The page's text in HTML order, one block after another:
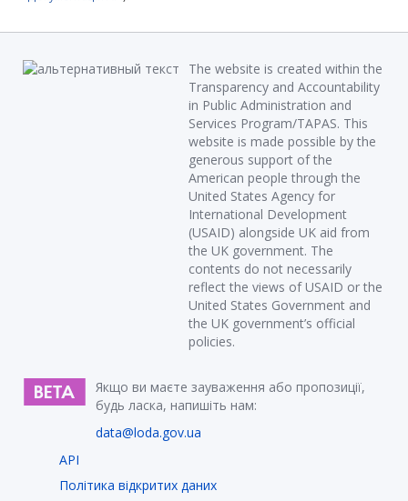
The website is created within the
Transparency and Accountability
in Public Administration and
Services Program/TAPAS. This
website is made possible by the
generous support of the
American people through the
United States Agency for
International Development
(USAID) alongside UK aid from
the UK government. The
contents do not necessarily
reflect the views of USAID or the
United States Government and
the UK government’s official
policies.
Якщо ви маєте зауваження або пропозиції,
будь ласка, напишіть нам:
data@loda.gov.ua
API
Політика відкритих даних